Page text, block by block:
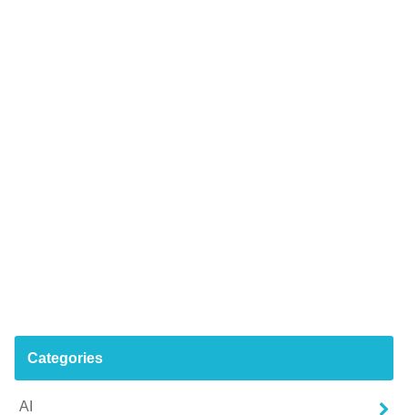
Categories
AI